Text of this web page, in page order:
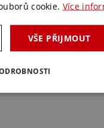
cookie. Více
VŠE PŘIJMOUT